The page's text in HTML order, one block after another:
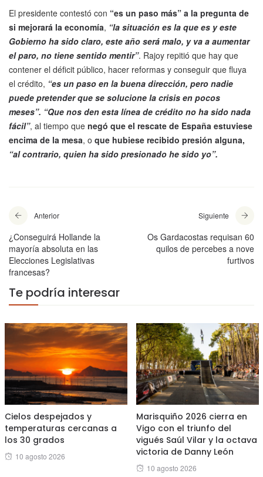
El presidente contestó con “es un paso más” a la pregunta de
si mejorará la economía, “la situación es la que es y este
Gobierno ha sido claro, este año será malo, y va a aumentar
el paro, no tiene sentido mentir”. Rajoy repitió que hay que
contener el déficit público, hacer reformas y conseguir que fluya
el crédito, “es un paso en la buena dirección, pero nadie
puede pretender que se solucione la crisis en pocos
meses”. “Que nos den esta línea de crédito no ha sido nada
fácil”, al tiempo que negó que el rescate de España estuviese
encima de la mesa, o que hubiese recibido presión alguna,
“al contrario, quien ha sido presionado he sido yo”.
Anterior
¿Conseguirá Hollande la
mayoría absoluta en las
Elecciones Legislativas
francesas?
Siguiente
Os Gardacostas requisan 60
quilos de percebes a nove
furtivos
Te podría interesar
Cielos despejados y
temperaturas cercanas a
los 30 grados
Posted
10 agosto 2026
Marisquiño 2026 cierra en
Vigo con el triunfo del
vigués Saúl Vilar y la octava
victoria de Danny León
Posted
10 agosto 2026